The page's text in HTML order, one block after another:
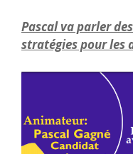
Pascal va parler
stratégies pour les